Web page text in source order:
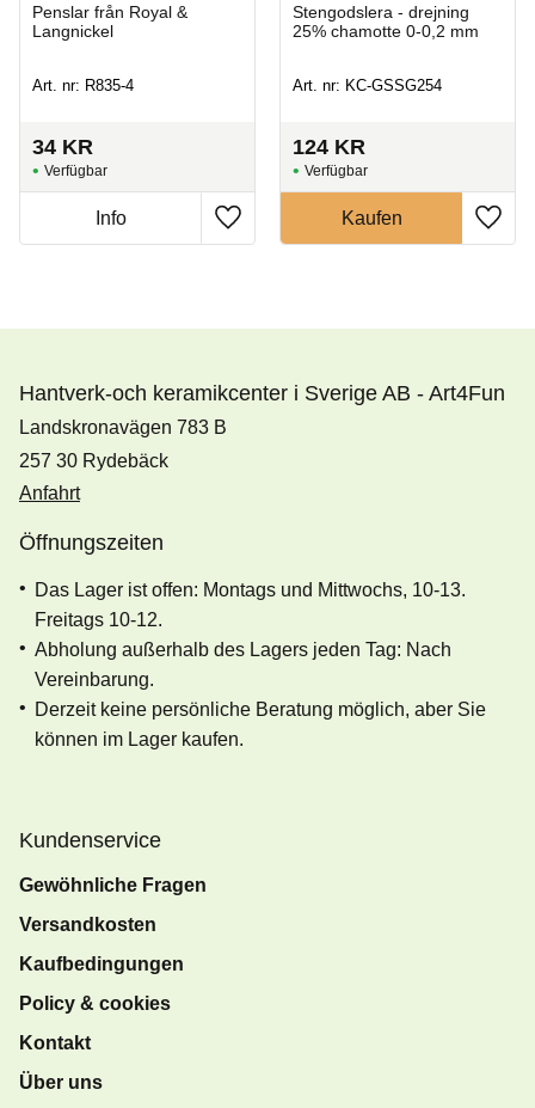
Penslar från Royal &
Langnickel
Art. nr: R835-4
34 KR
Stengodslera - drejning
25% chamotte 0-0,2 mm
Art. nr: KC-GSSG254
124 KR
Hantverk-och keramikcenter i Sverige AB - Art4Fun
Landskronavägen 783 B
257 30 Rydebäck
Anfahrt
Öffnungszeiten
Das Lager ist offen: Montags und Mittwochs, 10-13.
Freitags 10-12.
Abholung außerhalb des Lagers jeden Tag: Nach
Vereinbarung.
Derzeit keine persönliche Beratung möglich, aber Sie
können im Lager kaufen.
Kundenservice
Gewöhnliche Fragen
Versandkosten
Kaufbedingungen
Policy & cookies
Kontakt
Über uns